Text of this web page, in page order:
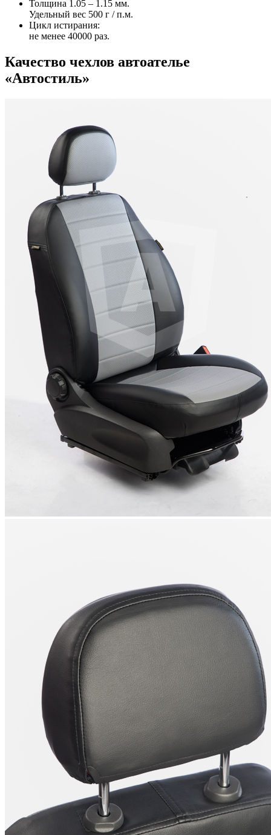
Толщина 1.05 – 1.15 мм.
Удельный вес 500 г / п.м.
Цикл истирания:
не менее 40000 раз.
Качество чехлов автоателье
«Автостиль»